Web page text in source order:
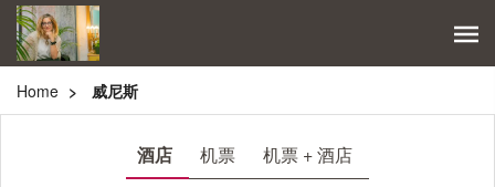
Home 威尼斯
酒店 机票 机票 + 酒店